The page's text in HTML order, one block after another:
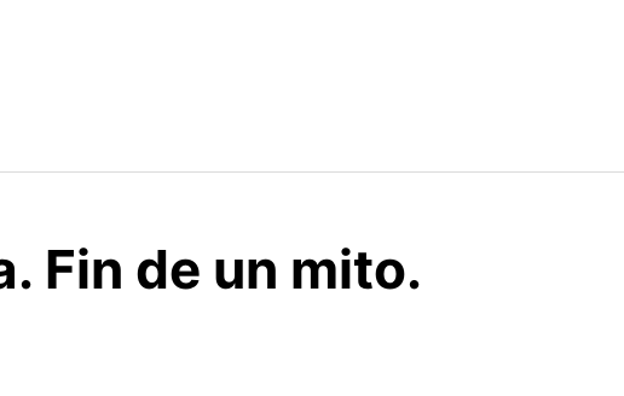
Fin de un mito.